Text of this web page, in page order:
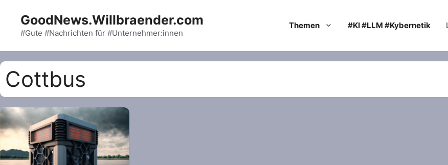
content
GoodNews.Willbraender.com
#Gute #Nachrichten für #Unternehmer:innen
Themen #KI #LLM #Kybernetik
Cottbus